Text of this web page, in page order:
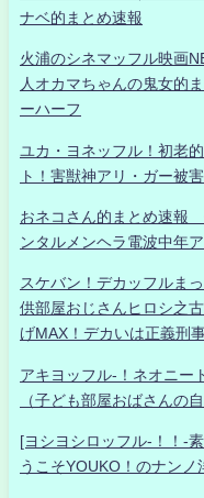
ナベ的まとめ速報
火浦のシネマッフル映画
人オカマちゃんの鬼女的
ーハーフ
ユカ・ヨネッフル！初老
ト！害獣神アリ・ガー被
おネコさん的まとめ速報
ンタルメンヘラ電波中年
スケバン！デカッフルま
供部屋おじさんヒロシ之
げMAX！デカいは正義刑
アキヨッフル-！ネオニー
（子ども部屋おばさんの
[ヨシヨシロッフル-！！-
うこそYOUKO！のナン